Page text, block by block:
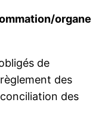
organe
de
des
des